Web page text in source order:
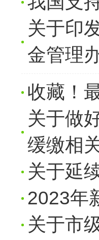
关于印
金管理
收藏！
关于做
缓缴相
关于延
2023年
关于市